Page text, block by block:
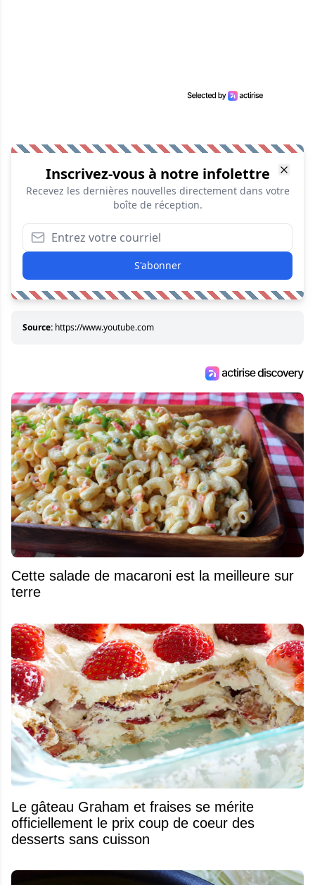
Inscrivez-vous à notre infolettre
Recevez les dernières nouvelles directement dans votre
boîte de réception.
S'abonner
Source: https://www.youtube.com
Cette salade de macaroni est la meilleure sur
terre
Le gâteau Graham et fraises se mérite
officiellement le prix coup de coeur des
desserts sans cuisson